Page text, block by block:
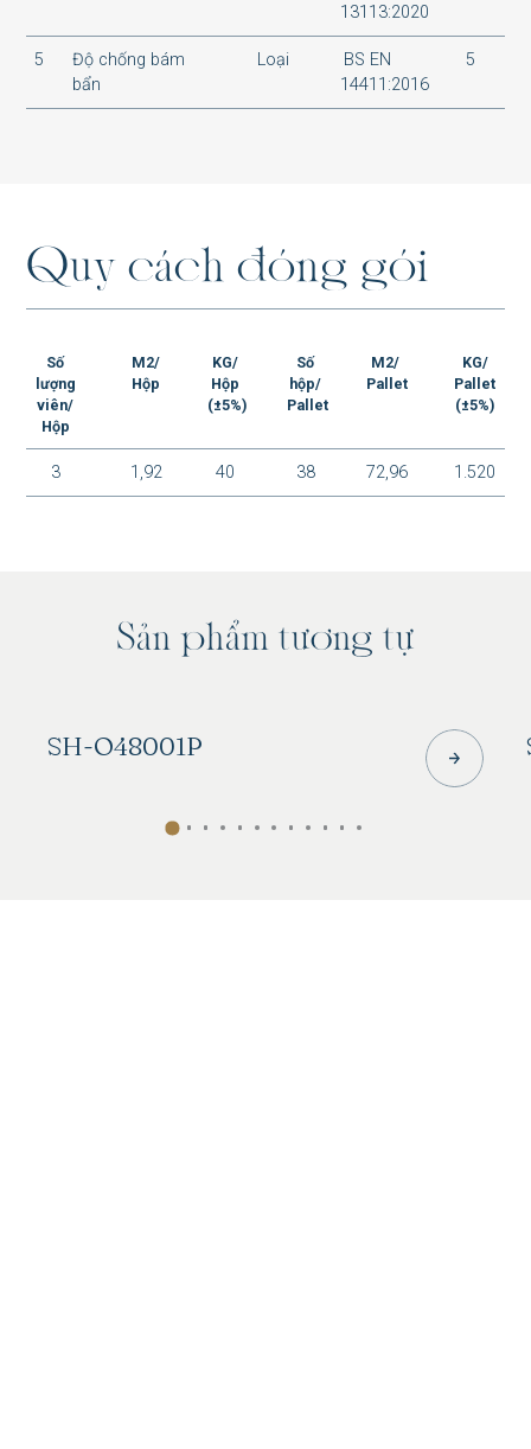
SH-M48007P
SH-M48003P
SH-S48006MT
13113:2020
5
Độ chống bám
bẩn
Loại
BS EN
14411:2016
5
Quy cách đóng gói
Số
lượng
viên/
Hộp
M2/
Hộp
KG/
Hộp
(±5%)
Số
hộp/
Pallet
M2/
Pallet
KG/
Pallet
(±5%)
3 1,92 40 38 72,96 1.520
Sản phẩm tương tự
SH-O48001P